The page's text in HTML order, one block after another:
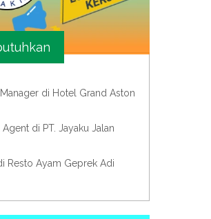
di Hotel Grand Aston
Agent di PT. Jayaku Jalan
Resto Ayam Geprek Adi